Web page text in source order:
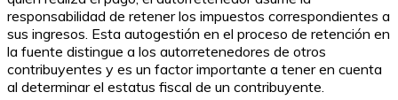
responsabilidad de retener los impuestos correspondientes a
sus ingresos. Esta autogestión en el proceso de retención en
la fuente distingue a los autorretenedores de otros
contribuyentes y es un factor importante a tener en cuenta
al determinar el estatus fiscal de un contribuyente.